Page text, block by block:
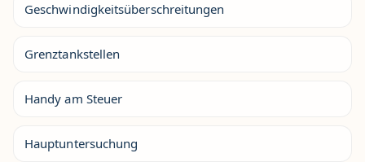
Geschwindigkeitsüberschreitungen
Grenztankstellen
Handy am Steuer
Hauptuntersuchung